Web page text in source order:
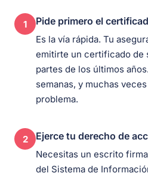
1 Pide primero el
Es la vía rápida. Tu
emitirte un certificado de
partes de los últimos
semanas, y muchas
problema.
2 Ejerce tu derecho de
Necesitas un escrito
del Sistema de